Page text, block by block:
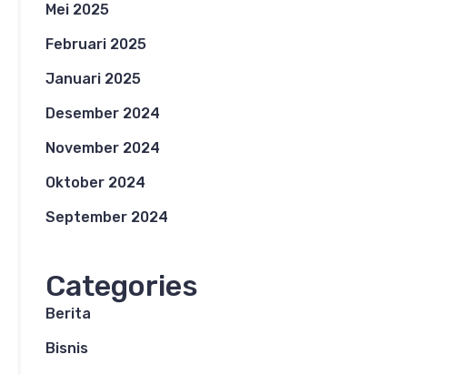
Mei 2025
Februari 2025
Januari 2025
Desember 2024
November 2024
Oktober 2024
September 2024
Categories
Berita
Bisnis